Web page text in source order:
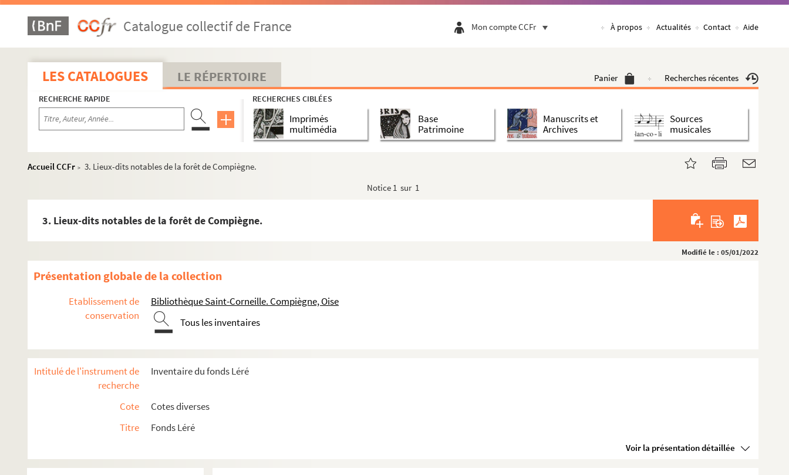
Catalogue collectif de France Mon compte CCFr À propos Actualités Contact Aide
LES CATALOGUES LE RÉPERTOIRE Panier Recherches récentes
RECHERCHE RAPIDE RECHERCHES CIBLÉES
Imprimés
multimédia
Base
Patrimoine
Manuscrits et
Archives
Sources
musicales
Accueil CCFr > 3. Lieux-dits notables de la forêt de Compiègne.
Notice 1 sur 1
3. Lieux-dits notables de la forêt de Compiègne.
Modifié le : 05/01/2022
Présentation globale de la collection
Etablissement de
conservation
Bibliothèque Saint-Corneille. Compiègne, Oise
Tous les inventaires
Intitulé de l'instrument de
recherche
Inventaire du fonds Léré
Cote
Cotes diverses
Titre
Fonds Léré
Voir la présentation détaillée
Botanique
Sciences
Géologie et hydrologie
Mycologie
Métiers
Histoire
Histoire et description de la région
Forêt de Compiègne
197/XV (1 à 6). Considérations sur la forêt